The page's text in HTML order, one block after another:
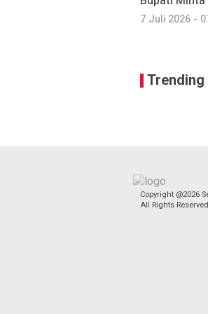
7 Juli 2026 -
Copyright @2026
All Rights Reserved